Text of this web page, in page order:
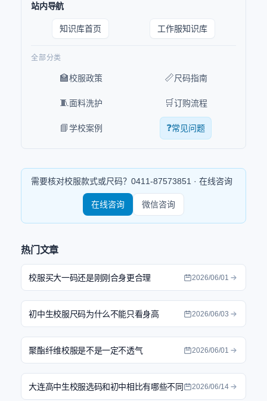
站内导航
知识库首页 工作服知识库
全部分类
🏫校服政策 📏尺码指南
🧵面料洗护 🛒订购流程
📘学校案例 ❓常见问题
需要核对校服款式或尺码？0411-87573851 · 在线咨询
在线咨询 微信咨询
热门文章
校服买大一码还是刚刚合身更合理 2026/06/01
初中生校服尺码为什么不能只看身高 2026/06/03
聚酯纤维校服是不是一定不透气 2026/06/01
大连高中生校服选码和初中相比有哪些不同 2026/06/14